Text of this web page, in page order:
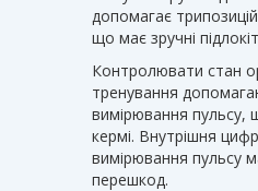
допомагає
що має зручні
Контролювати стан
тренування
вимірювання пульсу,
кермі. Внутрішня
вимірювання пульсу
перешкод.